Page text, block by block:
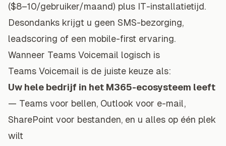
($8–10/gebruiker/maand) plus IT-installatietijd.
Desondanks krijgt u geen SMS-bezorging,
leadscoring of een mobile-first ervaring.
Wanneer Teams Voicemail logisch is
Teams Voicemail is de juiste keuze als:
Uw hele bedrijf in het M365-ecosysteem leeft
— Teams voor bellen, Outlook voor e-mail,
SharePoint voor bestanden, en u alles op één plek
wilt